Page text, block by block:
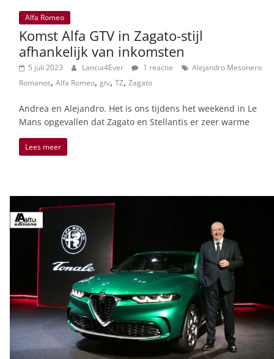
Alfa Romeo
Komst Alfa GTV in Zagato-stijl
afhankelijk van inkomsten
5 juli 2023 Lancia4Ever 1 reactie
Alejandro Mesonero
Romanos, Alfa Romeo, gtv, TZ, Zagato
Andrea en Alejandro. Het is ons tijdens het weekend in Le
Mans opgevallen dat Zagato en Stellantis er zeer warme
Lees meer